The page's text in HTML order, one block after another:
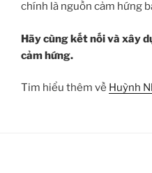
chính là nguồn cảm hứng
Hãy cùng kết nối và xây
cảm hứng.
Tim hiểu thêm về Huỳnh